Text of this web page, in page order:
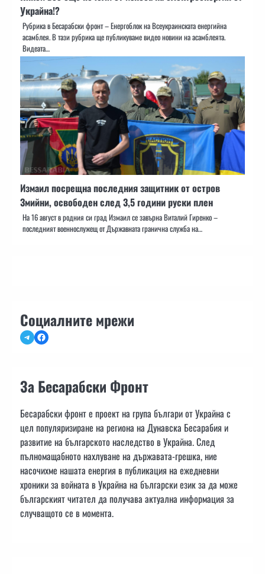
Украйна!?
Рубрика в Бесарабски фронт – Енергоблок на Всеукраинската енергийна
асамблея. В тази рубрика ще публикуваме видео новини на асамблеята.
Видеата…
Измаил посрещна последния защитник от остров
Змийни, освободен след 3,5 години руски плен
На 16 август в родния си град Измаил се завърна Виталий Гиренко –
последният военнослужещ от Държавната гранична служба на…
Социалните мрежи
TelegramFacebook
За Бесарабски Фронт
Бесарабски фронт е проект на група българи от Украйна с
цел популяризиране на региона на Дунавска Бесарабия и
развитие на българското наследство в Украйна. След
пълномащабното нахлуване на държавата-грешка, ние
насочихме нашата енергия в публикация на ежедневни
хроники за войната в Украйна на български език за да може
българският читател да получава актуална информация за
случващото се в момента.